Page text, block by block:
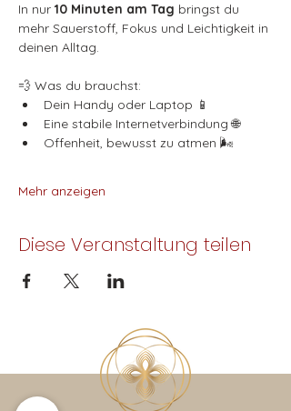
In nur 10 Minuten am Tag bringst du
mehr Sauerstoff, Fokus und Leichtigkeit in
deinen Alltag.
💨 Was du brauchst:
Dein Handy oder Laptop 📱
Eine stabile Internetverbindung 🌐
Offenheit, bewusst zu atmen 🌬️
Mehr anzeigen
Diese Veranstaltung teilen